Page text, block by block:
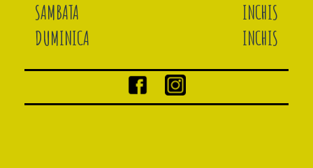
SAMBATA
INCHIS
DUMINICA
INCHIS